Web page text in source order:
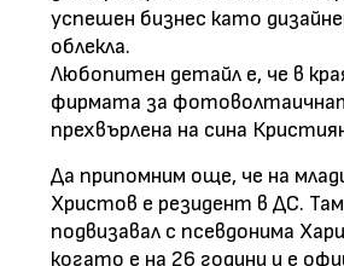
успешен бизнес като
облекла.
Любопитен детайл е, че в
фирмата за
прехвърлена на сина
Да припомним още, че на
Христов е резидент в ДС.
подвизавал с псевдонима
когато е на 26 години и е